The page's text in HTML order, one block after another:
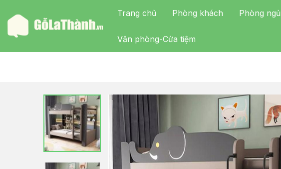
Trang chủ Phòng khách Phòng ngủ
Văn phòng-Cửa tiệm